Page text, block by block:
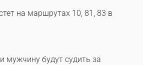
на маршрутах 10, 81, 83 в
мужчину будут судить за